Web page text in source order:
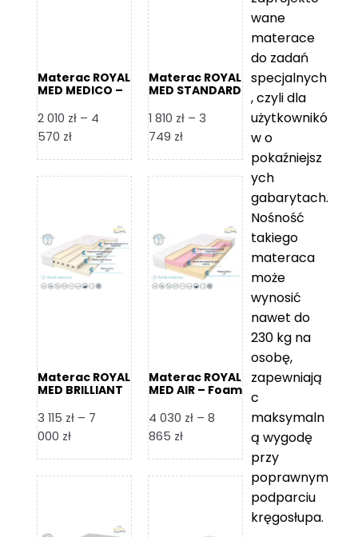
Materac ROYAL
MED MEDICO –
2 010 zł – 4
570 złZakres
od
4
570 zł
Materac ROYAL
MED STANDARD
1 810 zł – 3
749 złZakres
od
3
749 zł
Materac ROYAL
MED BRILLIANT
3 115 zł – 7
000 złZakres
od
Materac ROYAL
MED AIR – Foam
4 030 zł – 8
865 złZakres
od
wane
materace
do zadań
specjalnych
, czyli dla
użytkownikó
w o
pokaźniejsz
ych
gabarytach.
Nośność
takiego
materaca
może
wynosić
nawet do
230 kg na
osobę,
zapewniają
c
maksymaln
ą wygodę
przy
poprawnym
podparciu
kręgosłupa.